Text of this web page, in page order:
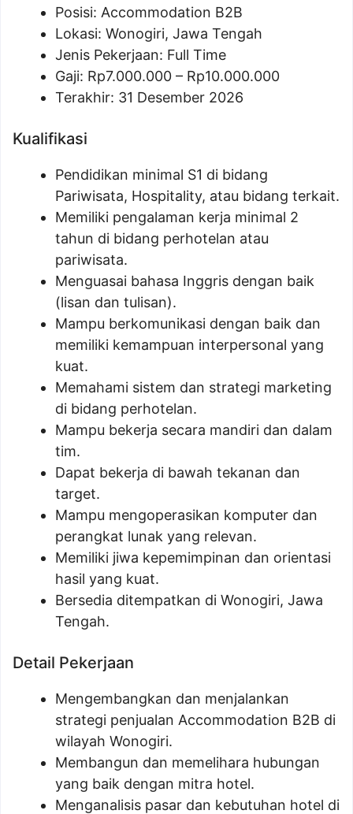
Posisi: Accommodation B2B
Lokasi: Wonogiri, Jawa Tengah
Jenis Pekerjaan: Full Time
Gaji: Rp7.000.000 – Rp10.000.000
Terakhir: 31 Desember 2026
Kualifikasi
Pendidikan minimal S1 di bidang
Pariwisata, Hospitality, atau bidang terkait.
Memiliki pengalaman kerja minimal 2
tahun di bidang perhotelan atau
pariwisata.
Menguasai bahasa Inggris dengan baik
(lisan dan tulisan).
Mampu berkomunikasi dengan baik dan
memiliki kemampuan interpersonal yang
kuat.
Memahami sistem dan strategi marketing
di bidang perhotelan.
Mampu bekerja secara mandiri dan dalam
tim.
Dapat bekerja di bawah tekanan dan
target.
Mampu mengoperasikan komputer dan
perangkat lunak yang relevan.
Memiliki jiwa kepemimpinan dan orientasi
hasil yang kuat.
Bersedia ditempatkan di Wonogiri, Jawa
Tengah.
Detail Pekerjaan
Mengembangkan dan menjalankan
strategi penjualan Accommodation B2B di
wilayah Wonogiri.
Membangun dan memelihara hubungan
yang baik dengan mitra hotel.
Menganalisis pasar dan kebutuhan hotel di